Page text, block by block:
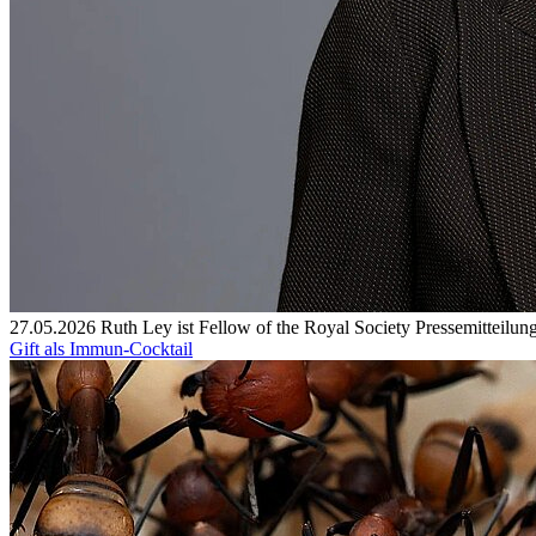
27.05.2026 Ruth Ley ist Fellow of the Royal Society
Gift als Immun-Cocktail